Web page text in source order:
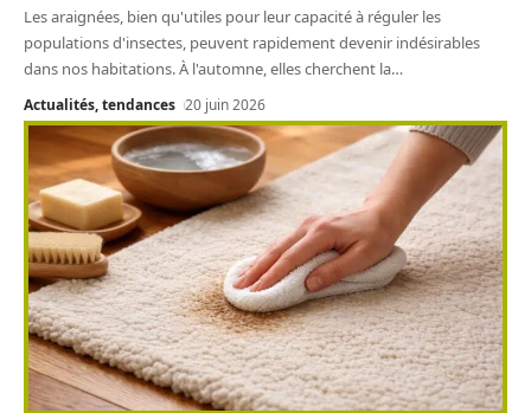
Les araignées, bien qu'utiles pour leur capacité à réguler les
populations d'insectes, peuvent rapidement devenir indésirables
dans nos habitations. À l'automne, elles cherchent la…
Actualités, tendances 20 juin 2026